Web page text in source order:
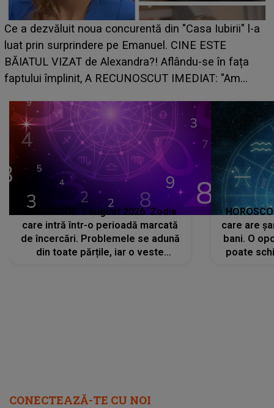
Ce a dezvăluit noua concurentă din "Casa Iubirii" l-a
luat prin surprindere pe Emanuel. CINE ESTE
BĂIATUL VIZAT de Alexandra?! Aflându-se în fața
faptului împlinit, A RECUNOSCUT IMEDIAT: "Am
HOROSCOP 7 august 2026. Zodia
care intră într-o perioadă marcată
de încercări. Problemele se adună
din toate părțile, iar o veste
care are
bani. O
poate
CONECTEAZĂ-TE CU NOI